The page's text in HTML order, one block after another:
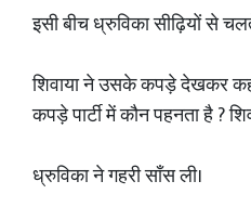
इसी बीच ध्रुविका सीढ़ियों से
शिवाया ने उसके कपड़े देखकर
कपड़े पार्टी में कौन पहनता है ?
ध्रुविका ने गहरी साँस ली।